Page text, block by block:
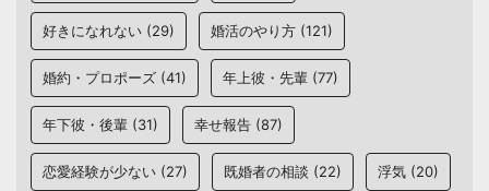
好きになれない (29) 婚活のやり方 (121)
婚約・プロポーズ (41) 年上彼・先輩 (77)
年下彼・後輩 (31) 幸せ報告 (87)
恋愛経験が少ない (27) 既婚者の相談 (22) 浮気 (20)